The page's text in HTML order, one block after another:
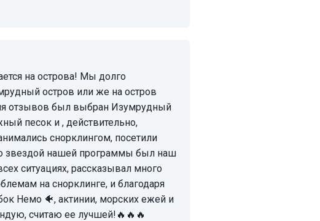
остров или же на остров
отзывов был выбран Изумрудный
песок и , действительно,
снорклингом, посетили
звездой нашей программы был наш
ситуациях, рассказывал много
на снорклинге, и благодаря
Немо 🐠, актинии, морских ежей и
считаю ее лучшей!🔥🔥🔥